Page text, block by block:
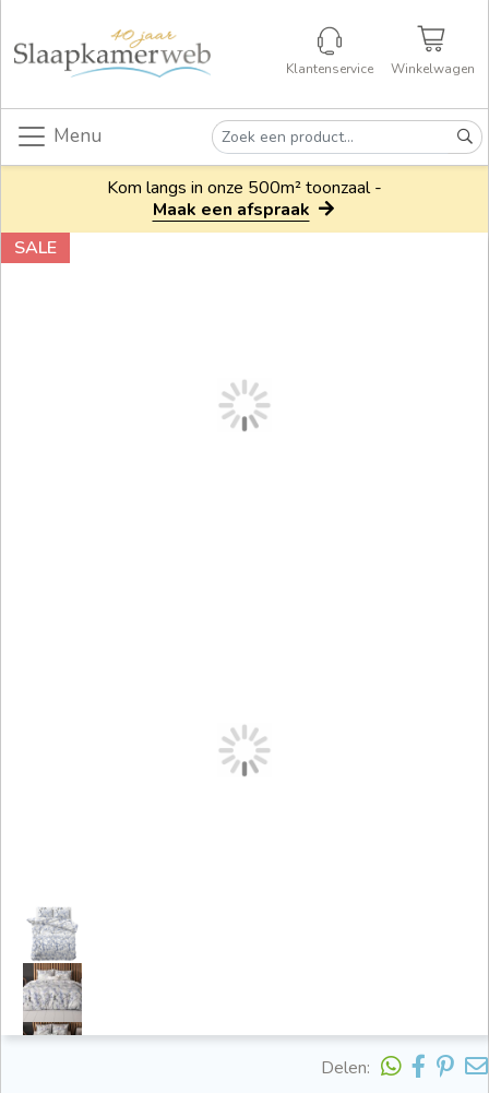
Klantenservice Winkelwagen
Menu
Kom langs in onze 500m² toonzaal -
Maak een afspraak
SALE
Delen: